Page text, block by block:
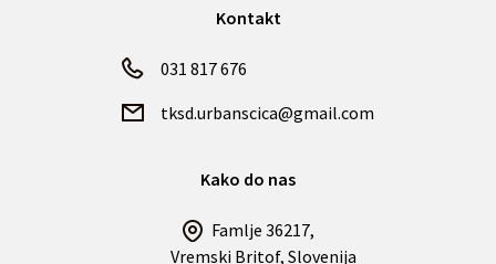
Kontakt
031 817 676
tksd.urbanscica@gmail.com
Kako do nas
Famlje 36217,
Vremski Britof, Slovenija